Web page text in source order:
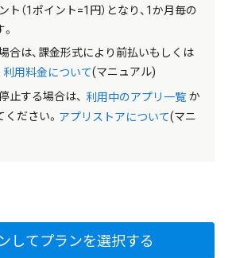
ト（1ポイント=1円）となり、1か月毎の
合は、課金形式により前払いもしくは
利用料金について(マニュアル)
止する場合は、 利用中のアプリ一覧か
ださい。 アプリストアについて(マニ
してプランを選択する